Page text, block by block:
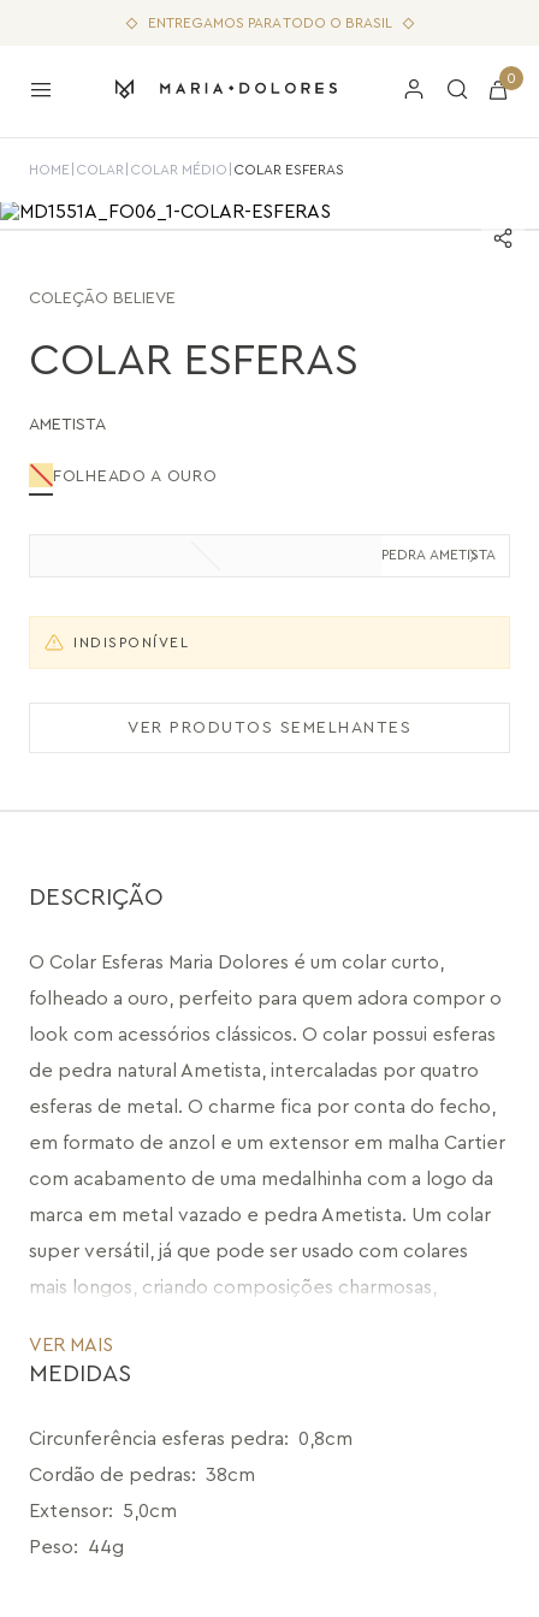
ENTREGAMOS PARA TODO O BRASIL
0
HOME COLAR COLAR MÉDIO COLAR ESFERAS
COLEÇÃO BELIEVE
COLAR ESFERAS
AMETISTA
FOLHEADO A OURO
PEDRA AMETISTA
INDISPONÍVEL
VER PRODUTOS SEMELHANTES
DESCRIÇÃO
O Colar Esferas Maria Dolores é um colar curto,
folheado a ouro, perfeito para quem adora compor o
look com acessórios clássicos. O colar possui esferas
de pedra natural Ametista, intercaladas por quatro
esferas de metal. O charme fica por conta do fecho,
em formato de anzol e um extensor em malha Cartier
com acabamento de uma medalhinha com a logo da
marca em metal vazado e pedra Ametista. Um colar
super versátil, já que pode ser usado com colares
mais longos, criando composições charmosas,
VER MAIS
MEDIDAS
Circunferência esferas pedra: 0,8cm
Cordão de pedras: 38cm
Extensor:
5,0cm
Peso: 44g